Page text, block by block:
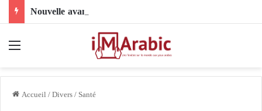
Accueil/Divers/Santé